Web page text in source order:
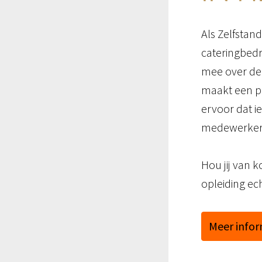
Als
mee over
maakt een
ervoor dat
Hou jij van
opleiding
Meer